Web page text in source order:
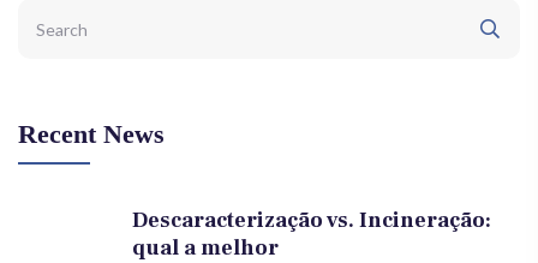
Recent News
Descaracterização vs. Incineração:
qual a melhor